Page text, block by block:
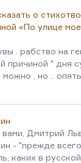
о
«По улице
. рабство на
причиной " дня
можно , но .. опять
вами, Дмитрий
- "прежде
каких в